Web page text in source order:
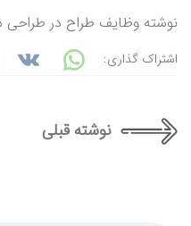
نوشته وظایف طراح در طراحی
اشتراک گذاری:
نوشته قبلی